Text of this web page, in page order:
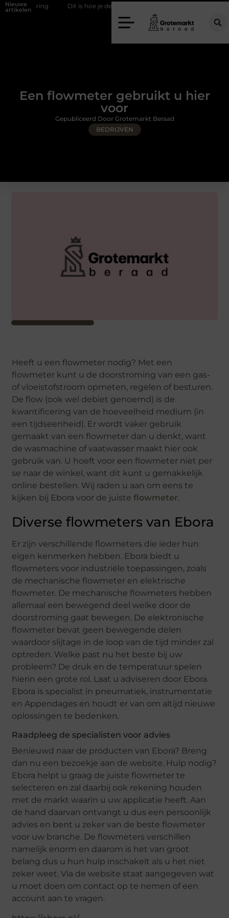
Nieuwe
artikelenDit is hoe je de beste kapper in Arnhem kunt vinden
Een flowmeter gebruikt u hier
voor
BEDRIJVEN
Gepubliceerd Door Grotemarkt Beraad
Heeft u een flowmeter nodig? Met een
flowmeter kunt u de doorstroming van een gas-
of vloeistofstroom opmeten, regelen of besturen.
De flow (ook wel debiet genoemd) is de
kwantificering van de hoeveelheid medium (in
een tijdseenheid). Er wordt vaker gebruik
gemaakt van een flowmeter dan u denkt, want
de wasmachine of vaatwasser maakt hier ook
gebruik van. U hoeft voor een flowmeter niet per
se naar de winkel, want dit kunt u gemakkelijk
online bestellen. Wij raden u aan om eens te
kijken bij Ebora voor de juisteflowmeter.
Diverse flowmeters van Ebora
Er zijn verschillende flowmeters die ieder hun
eigen kenmerken hebben. Ebora biedt u
flowmeters voor industriële toepassingen, zoals
de mechanische flowmeter en elektrische
flowmeter. De mechanische flowmeters hebben
allemaal een bewegend deel welke door de
doorstroming gaat bewegen. De elektronische
flowmeter bevat geen bewegende delen
waardoor slijtage in de loop van de tijd minder zal
optreden. Welke past nu het beste bij uw
probleem? De druk en de temperatuur spelen
hierin een grote rol. Laat u adviseren door Ebora.
Ebora is specialist in pneumatiek, instrumentatie
en Appendages en houdt er van om altijd nieuwe
oplossingen te bedenken.
Raadpleeg de specialisten voor advies
Benieuwd naar de producten van Ebora? Breng
dan nu een bezoekje aan de website. Hulp nodig?
Ebora helpt u graag de juiste flowmeter te
selecteren en zal daarbij ook rekening houden
met de markt waarin u uw applicatie heeft. Aan
de hand daarvan ontvangt u dus een persoonlijk
advies en bent u zeker van de beste flowmeter
voor uw branche. De flowmeters verschillen
namelijk enorm en daarom is het van groot
belang dus u hun hulp inschakelt als u het niet
zeker weet. Via de website staat aangegeven wat
u moet doen om contact op te nemen of een
account aan te vragen.